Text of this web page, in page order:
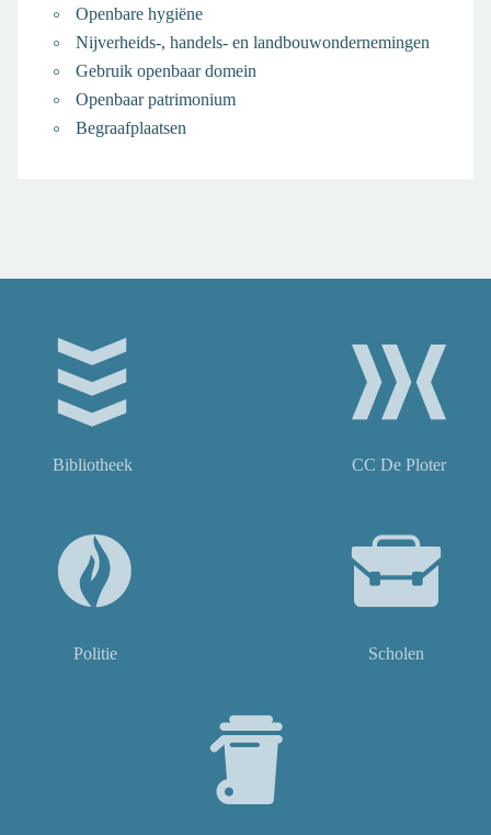
Openbare hygiëne
Nijverheids-, handels- en landbouwondernemingen
Gebruik openbaar domein
Openbaar patrimonium
Begraafplaatsen
Bibliotheek CC De Ploter
Politie Scholen